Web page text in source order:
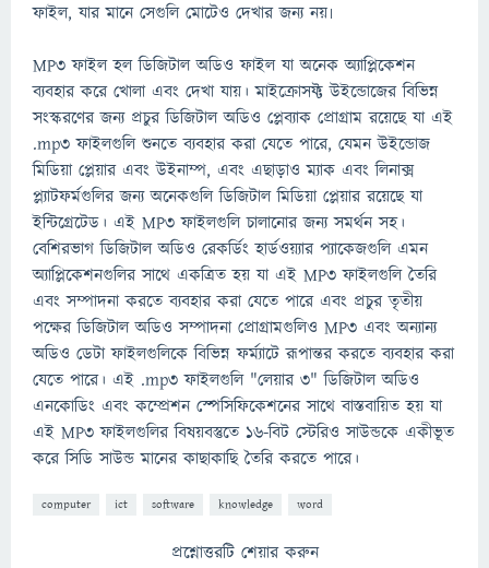
ফাইল, যার মানে সেগুলি মোটেও দেখার জন্য নয়৷
MP3 ফাইল হল ডিজিটাল অডিও ফাইল যা অনেক অ্যাপ্লিকেশন
ব্যবহার করে খোলা এবং দেখা যায়। মাইক্রোসফ্ট উইন্ডোজের বিভিন্ন
সংস্করণের জন্য প্রচুর ডিজিটাল অডিও প্লেব্যাক প্রোগ্রাম রয়েছে যা এই
.mp3 ফাইলগুলি শুনতে ব্যবহার করা যেতে পারে, যেমন উইন্ডোজ
মিডিয়া প্লেয়ার এবং উইনাম্প, এবং এছাড়াও ম্যাক এবং লিনাক্স
প্ল্যাটফর্মগুলির জন্য অনেকগুলি ডিজিটাল মিডিয়া প্লেয়ার রয়েছে যা
ইন্টিগ্রেটেড। এই MP3 ফাইলগুলি চালানোর জন্য সমর্থন সহ।
বেশিরভাগ ডিজিটাল অডিও রেকর্ডিং হার্ডওয়্যার প্যাকেজগুলি এমন
অ্যাপ্লিকেশনগুলির সাথে একত্রিত হয় যা এই MP3 ফাইলগুলি তৈরি
এবং সম্পাদনা করতে ব্যবহার করা যেতে পারে এবং প্রচুর তৃতীয়
পক্ষের ডিজিটাল অডিও সম্পাদনা প্রোগ্রামগুলিও MP3 এবং অন্যান্য
অডিও ডেটা ফাইলগুলিকে বিভিন্ন ফর্ম্যাটে রূপান্তর করতে ব্যবহার করা
যেতে পারে। এই .mp3 ফাইলগুলি "লেয়ার 3" ডিজিটাল অডিও
এনকোডিং এবং কম্প্রেশন স্পেসিফিকেশনের সাথে বাস্তবায়িত হয় যা
এই MP3 ফাইলগুলির বিষয়বস্তুতে 16-বিট স্টেরিও সাউন্ডকে একীভূত
করে সিডি সাউন্ড মানের কাছাকাছি তৈরি করতে পারে।
computer ict software knowledge word
প্রশ্নোত্তরটি শেয়ার করুন